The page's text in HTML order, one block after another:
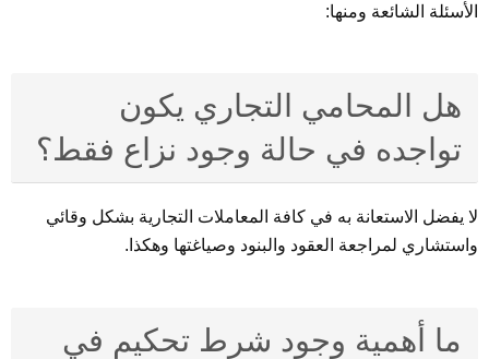
الأسئلة الشائعة ومنها:
هل المحامي التجاري يكون
تواجده في حالة وجود نزاع فقط؟
لا يفضل الاستعانة به في كافة المعاملات التجارية بشكل وقائي
واستشاري لمراجعة العقود والبنود وصياغتها وهكذا.
ما أهمية وجود شرط تحكيم في